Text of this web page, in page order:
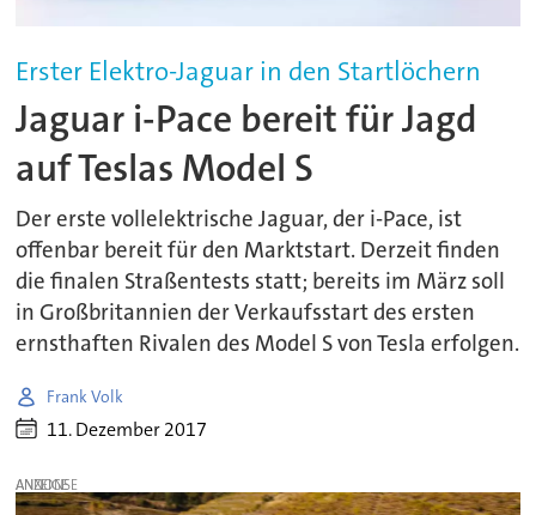
Erster Elektro-Jaguar in den Startlöchern
Jaguar i-Pace bereit für Jagd
auf Teslas Model S
Der erste vollelektrische Jaguar, der i-Pace, ist
offenbar bereit für den Marktstart. Derzeit finden
die finalen Straßentests statt; bereits im März soll
in Großbritannien der Verkaufsstart des ersten
ernsthaften Rivalen des Model S von Tesla erfolgen.
Frank Volk
11. Dezember 2017
ANZEIGE